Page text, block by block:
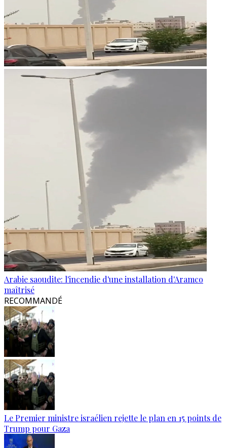
Arabie saoudite: l'incendie d'une installation d'Aramco
maîtrisé
RECOMMANDÉ
Le Premier ministre israélien rejette le plan en 15 points de
Trump pour Gaza